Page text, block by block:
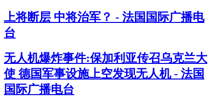
上将断层 中将治军？ - 法国国际广播电
台
无人机爆炸事件:保加利亚传召乌克兰大
使 德国军事设施上空发现无人机 - 法国
国际广播电台